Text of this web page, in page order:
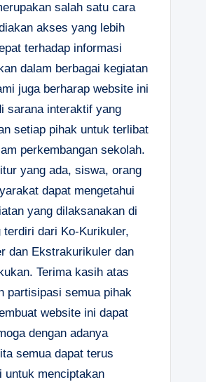
salah satu cara
akses yang lebih
terhadap informasi
dalam berbagai kegiatan
juga berharap website ini
sarana interaktif yang
setiap pihak untuk terlibat
perkembangan sekolah.
yang ada, siswa, orang
dapat mengetahui
yang dilaksanakan di
terdiri dari Ko-Kurikuler,
dan Ekstrakurikuler dan
Terima kasih atas
partisipasi semua pihak
website ini dapat
dengan adanya
semua dapat terus
untuk menciptakan